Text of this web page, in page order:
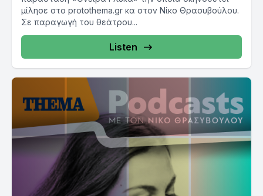
μίλησε στο protothema.gr κα στον Νίκο Θρασυβούλου.
Σε παραγωγή του θεάτρου...
Listen